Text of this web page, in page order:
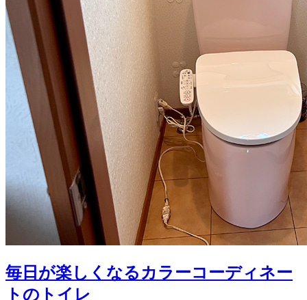
毎日が楽しくなるカラーコーディネー
トのトイレ